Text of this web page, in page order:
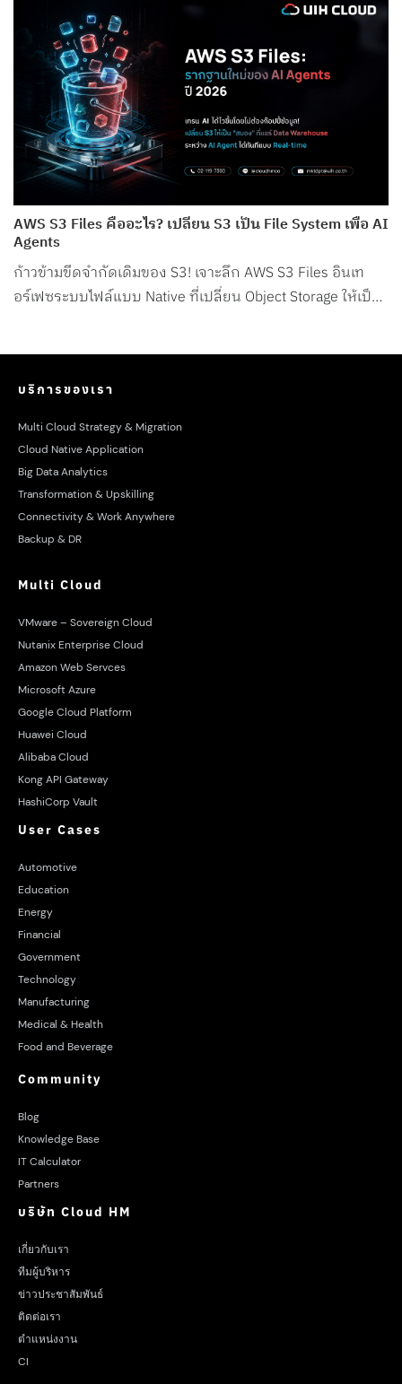
AWS S3 Files คืออะไร? เปลี่ยน S3 เป็น File System เพื่อ AI
Agents
ก้าวข้ามขีดจำกัดเดิมของ S3! เจาะลึก AWS S3 Files อินเท
อร์เฟซระบบไฟล์แบบ Native ที่เปลี่ยน Object Storage ให้เป็น
บริการของเรา
Multi Cloud Strategy & Migration
Cloud Native Application
Big Data Analytics
Transformation & Upskilling
Connectivity & Work Anywhere
Backup & DR
Multi Cloud
VMware – Sovereign Cloud
Nutanix Enterprise Cloud
Amazon Web Servces
Microsoft Azure
Google Cloud Platform
Huawei Cloud
Alibaba Cloud
Kong API Gateway
HashiCorp Vault
User Cases
Automotive
Education
Energy
Financial
Government
Technology
Manufacturing
Medical & Health
Food and Beverage
Community
Blog
Knowledge Base
IT Calculator
Partners
บริษัท Cloud HM
เกี่ยวกับเรา
ทีมผู้บริหาร
ข่าวประชาสัมพันธ์
ติดต่อเรา
ตำแหน่งงาน
CI